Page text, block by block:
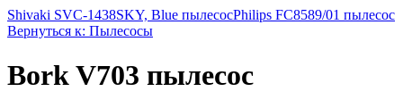
Shivaki SVC-1438SKY, Blue пылесосPhilips FC8589/01 пылесос
Вернуться к: Пылесосы
Bork V703 пылесос